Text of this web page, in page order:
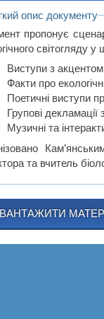
опис документу
пропонує
світогляду
Виступи з акцентом
Факти про
Поетичні виступи
Групові
Музичні та
та вчитель